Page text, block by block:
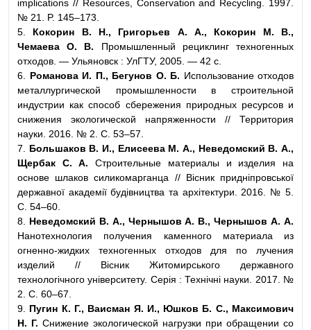
implications // Resources, Conservation and Recycling. 1997.
№ 21. P. 145–173.
5. Кокорин В. Н., Григорьев А. А., Кокорин М. В.,
Чемаева О. В. Промышленный рециклинг техногенных
отходов. — Ульяновск : УлГТУ, 2005. — 42 с.
6. Романова И. П., Бегунов О. Б. Использование отходов
металлургической промышленности в строительной
индустрии как способ сбережения природных ресурсов и
снижения экологической напряженности // Территория
науки. 2016. № 2. С. 53–57.
7. Большаков В. И., Елисеева М. А., Неведомский В. А.,
Щербак С. А. Строительные материалы и изделия на
основе шлаков силикомарганца // Вісник придніпровської
державної академії будівництва та архітектури. 2016. № 5.
С. 54–60.
8. Неведомский В. А., Чернышов А. В., Чернышов А. А.
Нанотехнология получения каменного материала из
огненно-жидких техногенных отходов для по лучения
изделий // Вісник Житомирського державного
технологічного університету. Серія : Технічні науки. 2017. №
2. С. 60–67.
9. Пугин К. Г., Ваисман Я. И., Юшков Б. С., Максимович
Н. Г. Снижение экологической нагрузки при обращении со